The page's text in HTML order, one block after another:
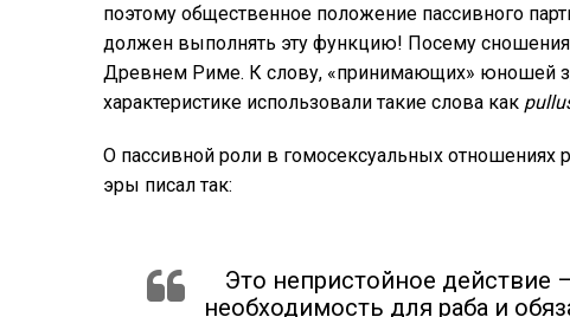
поэтому общественное положение пассивного
должен выполнять эту функцию! Посему
Древнем Риме. К слову, «принимающих» юношей
характеристике использовали такие слова как
О пассивной роли в гомосексуальных
эры писал так:
Это непристойное действие
необходимость для раба и